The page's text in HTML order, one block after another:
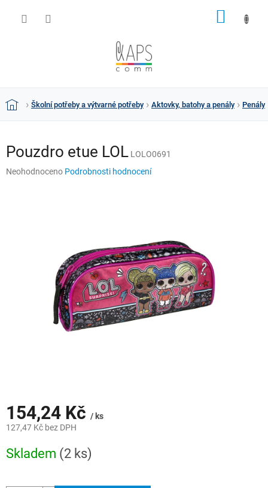
DomůŠkolní potřeby a výtvarné potřeby Aktovky, batohy a penály Penály
Pouzdro etue LOL LOLO0691
Průměrné
Neohodnoceno Podrobnosti hodnocení
154,24 Kč / ks
127,47 Kč bez DPH
cena:
Skladem (2 ks)